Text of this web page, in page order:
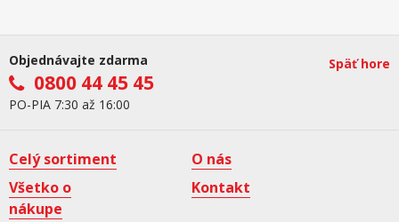
Objednávajte zdarma
0800 44 45 45
PO-PIA 7:30 až 16:00
Späť hore
Celý sortiment
O nás
Všetko o
nákupe
Kontakt